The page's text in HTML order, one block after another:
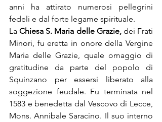
anni ha attirato numerosi pellegrini
fedeli e dal forte legame spirituale.
La Chiesa S. Maria delle Grazie, dei Frati
Minori, fu eretta in onore della Vergine
Maria delle Grazie, quale omaggio di
gratitudine da parte del popolo di
Squinzano per essersi liberato alla
soggezione feudale. Fu terminata nel
1583 e benedetta dal Vescovo di Lecce,
Mons. Annibale Saracino. Il suo interno